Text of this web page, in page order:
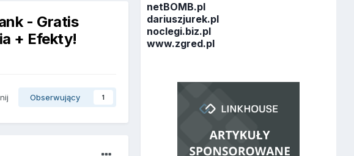
- Gratis
+ Efekty!
Obserwujący 1
netBOMB.pl
dariuszjurek.pl
noclegi.biz.pl
www.zgred.pl